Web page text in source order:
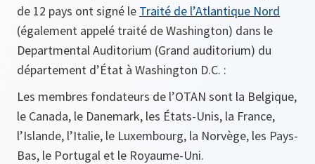
de 12 pays ont signé le Traité de l’Atlantique Nord
(également appelé traité de Washington) dans le
Departmental Auditorium (Grand auditorium) du
département d’État à Washington D.C. :
Les membres fondateurs de l’OTAN sont la Belgique,
le Canada, le Danemark, les États-Unis, la France,
l’Islande, l’Italie, le Luxembourg, la Norvège, les Pays-
Bas, le Portugal et le Royaume-Uni.